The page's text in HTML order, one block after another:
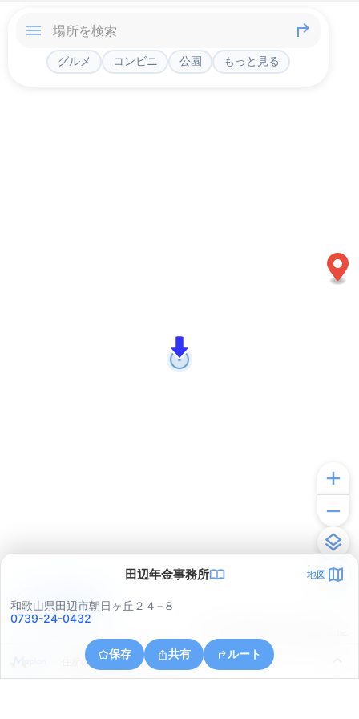
グルメ コンビニ 公園 もっと見る
田辺年金事務所 地図
和歌山県田辺市朝日ヶ丘２４−８
0739-24-0432
保存 共有 ルート
住所の取得に失敗しました
アプリで見る